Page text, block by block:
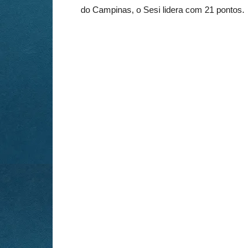
do Campinas, o Sesi lidera com 21 pontos.